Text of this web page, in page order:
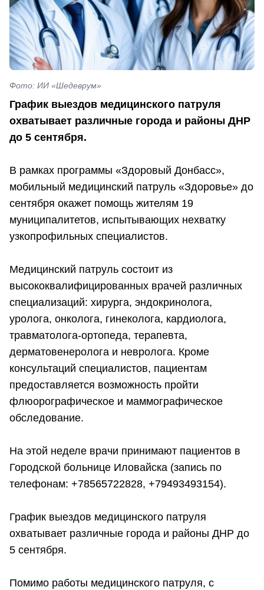
Фото: ИИ «Шедеврум»
График выездов медицинского патруля
охватывает различные города и районы ДНР
до 5 сентября.
В рамках программы «Здоровый Донбасс»,
мобильный медицинский патруль «Здоровье» до
сентября окажет помощь жителям 19
муниципалитетов, испытывающих нехватку
узкопрофильных специалистов.
Медицинский патруль состоит из
высококвалифицированных врачей различных
специализаций: хирурга, эндокринолога,
уролога, онколога, гинеколога, кардиолога,
травматолога-ортопеда, терапевта,
дерматовенеролога и невролога. Кроме
консультаций специалистов, пациентам
предоставляется возможность пройти
флюорографическое и маммографическое
обследование.
На этой неделе врачи принимают пациентов в
Городской больнице Иловайска (запись по
телефонам: +78565722828, +79493493154).
График выездов медицинского патруля
охватывает различные города и районы ДНР до
5 сентября.
Помимо работы медицинского патруля, с